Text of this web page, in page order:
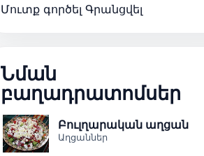
Մուտք գործել Գրանցվել
Նման
բաղադրատոմսեր
Բուլղարական աղցան
Աղցաններ